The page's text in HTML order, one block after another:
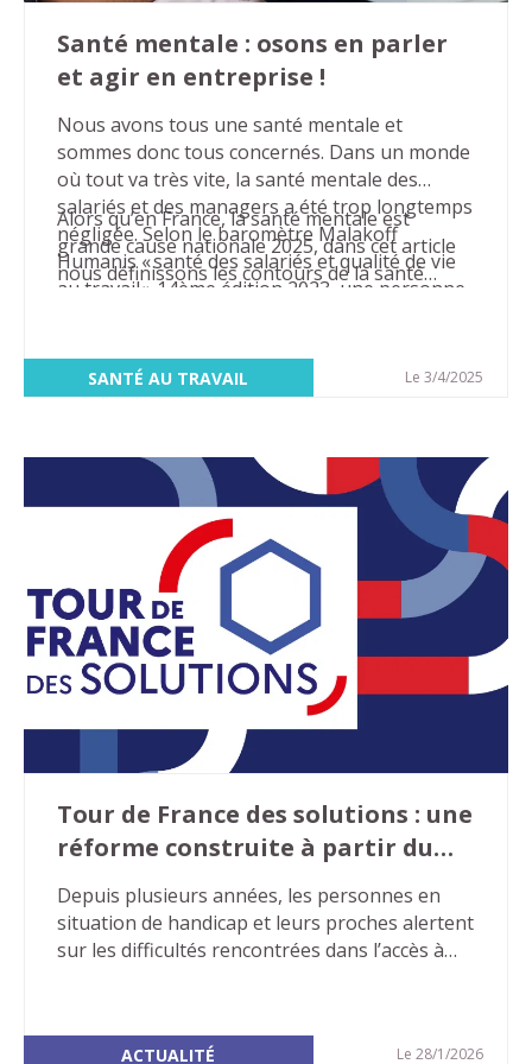
Santé mentale : osons en parler
et agir en entreprise !
Nous avons tous une santé mentale et
sommes donc tous concernés. Dans un monde
où tout va très vite, la santé mentale des
salariés et des managers a été trop longtemps
négligée. Selon le baromètre Malakoff
Humanis « santé des salariés et qualité de vie
au travail » 14ème édition 2023, une personne
durables, qui auront des conséquences sur sa
carrière.
Alors qu’en France, la santé mentale est
grande cause nationale 2025, dans cet article
nous définissons les contours de la santé
en faveur de la bonne santé mentale.
SANTÉ AU TRAVAIL Le 3/4/2025
Tour de France des solutions : une
réforme construite à partir du
terrain
Depuis plusieurs années, les personnes en
situation de handicap et leurs proches alertent
sur les difficultés rencontrées dans l’accès à
droits. Face à ce constat largement partagé, le
ACTUALITÉ Le 28/1/2026